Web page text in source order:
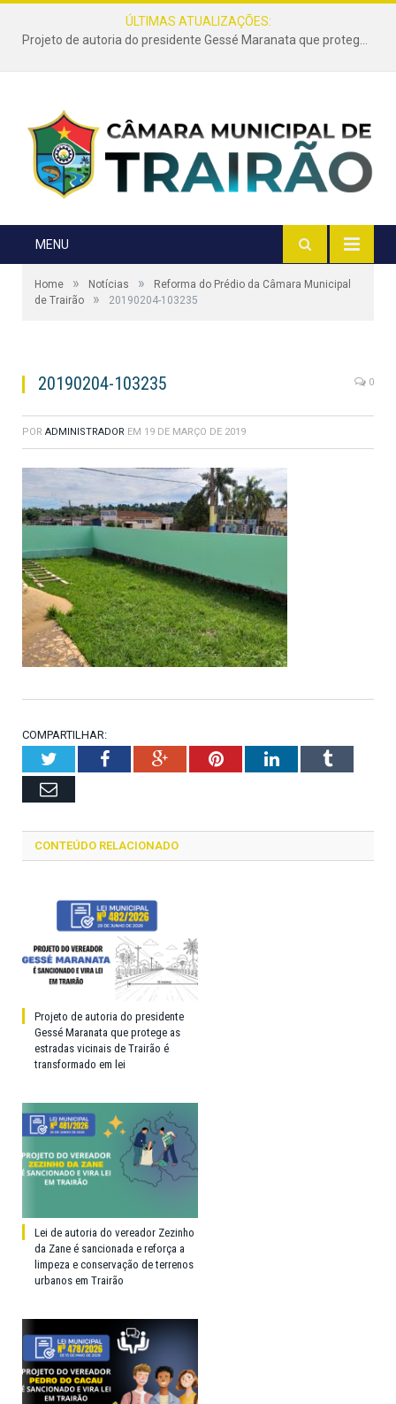
ÚLTIMAS ATUALIZAÇÕES:
Projeto de autoria do presidente Gessé Maranata que protege as estradas vicinais de Trairão é transformado em lei
MENU
Home » Notícias »
Reforma do Prédio da Câmara Municipal
de Trairão
» 20190204-103235
20190204-103235 0
POR ADMINISTRADOR EM 19 DE MARÇO DE 2019
COMPARTILHAR:
TwitterFacebookGoogle+PinterestLinkedInTumblr
Email
CONTEÚDO RELACIONADO
Projeto de autoria do presidente
Gessé Maranata que protege as
estradas vicinais de Trairão é
transformado em lei
Lei de autoria do vereador Zezinho
da Zane é sancionada e reforça a
limpeza e conservação de terrenos
urbanos em Trairão